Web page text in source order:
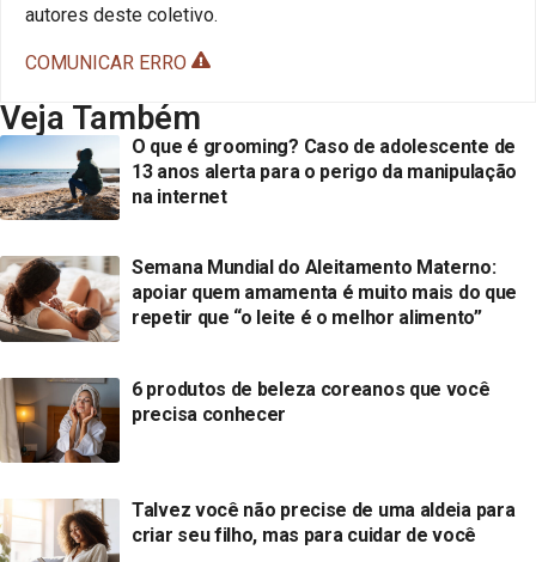
autores deste coletivo.
COMUNICAR ERRO
Veja Também
O que é grooming? Caso de adolescente de
13 anos alerta para o perigo da manipulação
na internet
Semana Mundial do Aleitamento Materno:
apoiar quem amamenta é muito mais do que
repetir que “o leite é o melhor alimento”
6 produtos de beleza coreanos que você
precisa conhecer
Talvez você não precise de uma aldeia para
criar seu filho, mas para cuidar de você